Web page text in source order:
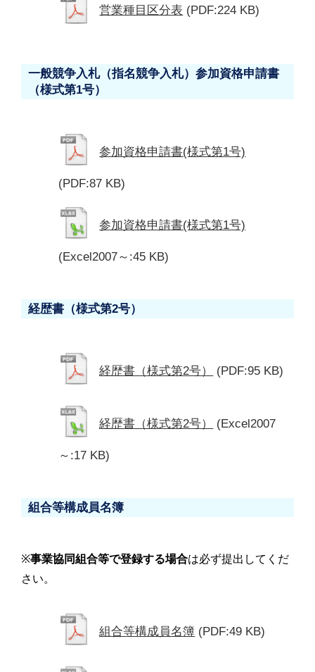
営業種目区分表 (PDF:224 KB)
一般競争入札（指名競争入札）参加資格申請書
（様式第1号）
参加資格申請書(様式第1号)
(PDF:87 KB)
参加資格申請書(様式第1号)
(Excel2007～:45 KB)
経歴書（様式第2号）
経歴書（様式第2号） (PDF:95 KB)
経歴書（様式第2号） (Excel2007
～:17 KB)
組合等構成員名簿
※事業協同組合等で登録する場合は必ず提出してくだ
さい。
組合等構成員名簿 (PDF:49 KB)